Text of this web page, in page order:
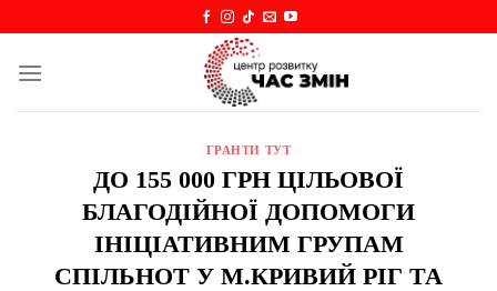
content
ГРАНТИ ТУТ
ДО 155 000 ГРН ЦІЛЬОВОЇ
БЛАГОДІЙНОЇ ДОПОМОГИ
ІНІЦІАТИВНИМ ГРУПАМ
СПІЛЬНОТ У М.КРИВИЙ РІГ ТА